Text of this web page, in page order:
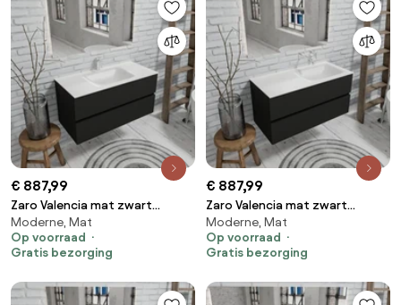
€ 887,99
Zaro Valencia mat zwart
badmeubel 100cm met Solid
Surface wastafel 1 kraangat
spoelbak midden 2 lades
Moderne, Mat
Op voorraad
Gratis bezorging
€ 887,99
Zaro Valencia mat zwart
badmeubel 100cm met Solid
Surface wastafel geen
kraangat spoelbak rechts 2
Moderne, Mat
Op voorraad
Gratis bezorging